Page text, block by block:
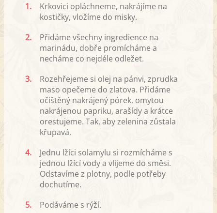
1.
Krkovici opláchneme, nakrájíme na
kostičky, vložíme do misky.
2.
Přidáme všechny ingredience na
marinádu, dobře promícháme a
necháme co nejdéle odležet.
3.
Rozehřejeme si olej na pánvi, zprudka
maso opečeme do zlatova. Přidáme
očištěný nakrájený pórek, omytou
nakrájenou papriku, arašídy a krátce
orestujeme. Tak, aby zelenina zůstala
křupavá.
4.
Jednu lžíci solamylu si rozmícháme s
jednou lžící vody a vlijeme do směsi.
Odstavíme z plotny, podle potřeby
dochutíme.
5.
Podáváme s rýží.